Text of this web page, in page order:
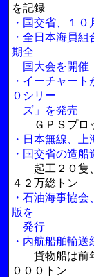
を記録
・国交省、１
・全日本海員
期全
国大会を開催
・イーチャー
０シリー
ズ」を発売
ＧＰＳプロ
・日本無線、
・国交省の造
起工２０隻
４２万総トン
・石油海事協
版を
発行
・内航船舶輸送
貨物船は前
０００トン